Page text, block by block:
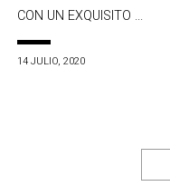
CON UN EXQUISITO ...
14 JULIO, 2020